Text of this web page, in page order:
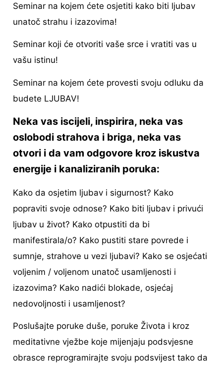
Seminar na kojem ćete osjetiti kako biti ljubav
unatoč strahu i izazovima!
Seminar koji će otvoriti vaše srce i vratiti vas u
vašu istinu!
Seminar na kojem ćete provesti svoju odluku da
budete LJUBAV!
Neka vas iscijeli, inspirira, neka vas
oslobodi strahova i briga, neka vas
otvori i da vam odgovore kroz iskustva
energije i kanaliziranih poruka:
Kako da osjetim ljubav i sigurnost? Kako
popraviti svoje odnose? Kako biti ljubav i privući
ljubav u život? Kako otpustiti da bi
manifestirala/o? Kako pustiti stare povrede i
sumnje, strahove u vezi ljubavi? Kako se osjećati
voljenim / voljenom unatoč usamljenosti i
izazovima? Kako nadići blokade, osjećaj
nedovoljnosti i usamljenost?
Poslušajte poruke duše, poruke Života i kroz
meditativne vježbe koje mijenjaju podsvjesne
obrasce reprogramirajte svoju podsvijest tako da